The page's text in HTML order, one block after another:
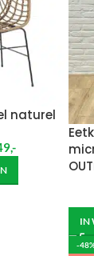
naturel
,-
IN
-